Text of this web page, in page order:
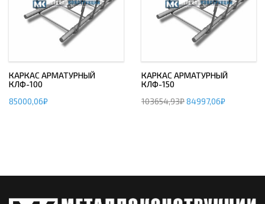
КАРКАС АРМАТУРНЫЙ
КЛФ-100
85000,06₽
КАРКАС АРМАТУРНЫЙ
КЛФ-150
103654,93₽84997,06₽